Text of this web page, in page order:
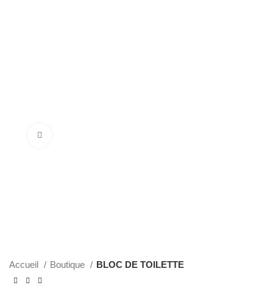
Accueil Boutique BLOC DE TOILETTE